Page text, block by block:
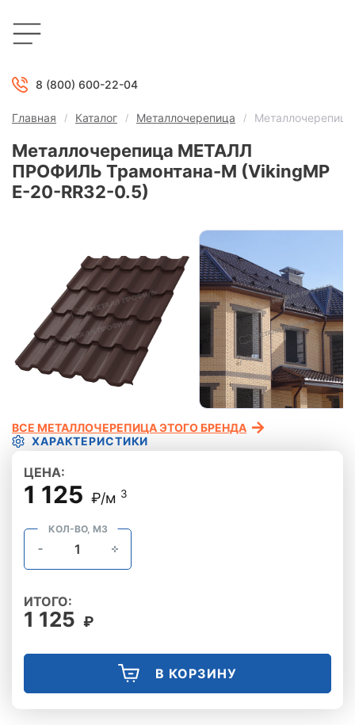
8 (800) 600-22-04
Главная Каталог Металлочерепица
Металлочерепица МЕТАЛЛ
ПРОФИЛЬ Трамонтана-M (VikingMP
E-20-RR32-0.5)
ХАРАКТЕРИСТИКИ
ВСЕ МЕТАЛЛОЧЕРЕПИЦА ЭТОГО БРЕНДА
ЦЕНА:
1 125 ₽/м 3
КОЛ-ВО, М3
ИТОГО:
1 125 ₽
В КОРЗИНУ